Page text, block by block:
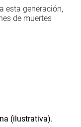
esta generación,
de muertes